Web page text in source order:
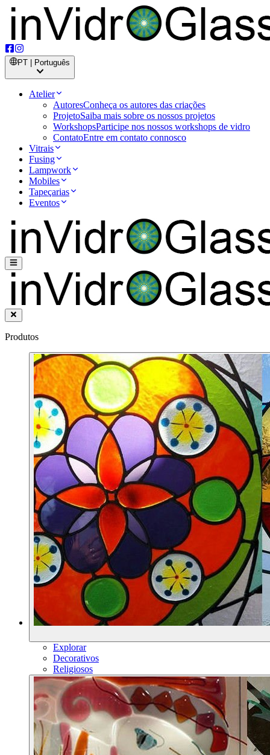
PT | Português
Atelier
AutoresConheça os autores das criações
ProjetoSaiba mais sobre os nossos projetos
WorkshopsParticipe nos nossos workshops de vidro
ContatoEntre em contato connosco
Vitrais
Fusing
Lampwork
Mobiles
Tapeçarias
Eventos
Produtos
Explorar
Decorativos
Religiosos